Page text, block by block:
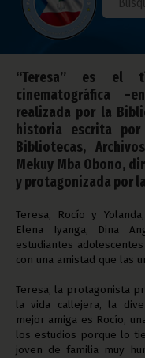
Noticias Cultura
“Teresa” es el
cinematográfica
realizada por la
historia escrita
Bibliotecas,
Mekuy Mba Obono,
y protagonizada por
Teresa, Rocío y
Elena Iyanga, Dina
estudiantes
con una amistad que las
Teresa, la protagonista
la vida callejera, la
mejor amiga es Rocío,
los estudios porque lo
joven de familia muy